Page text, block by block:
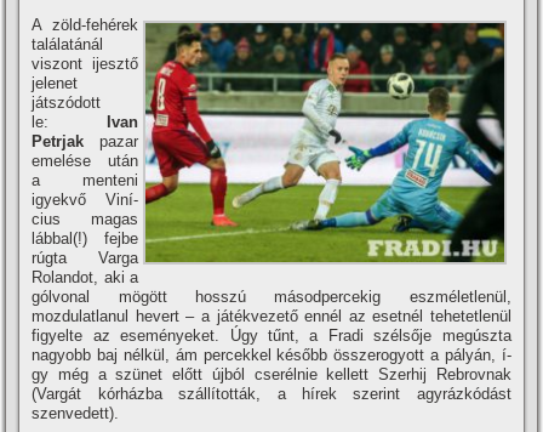
A zöld-fehérek
találatánál
viszont ijesztő
jelenet
játszódott
le:
Ivan
Petrjak pazar
emelése után
a menteni
igyekvő Viní­
cius magas
lábbal(!) fejbe
rúgta Varga
Rolandot, aki a
gólvonal mögött hosszú másodpercekig eszméletlenül,
mozdulatlanul hevert – a játékvezető ennél az esetnél tehetetlenül
figyelte az eseményeket. Úgy tűnt, a Fradi szélsője megúszta
nagyobb baj nélkül, ám percekkel később összerogyott a pályán, í­
gy még a szünet előtt újból cserélnie kellett Szerhij Rebrovnak
(Vargát kórházba szállí­tották, a hí­rek szerint agyrázkódást
szenvedett).